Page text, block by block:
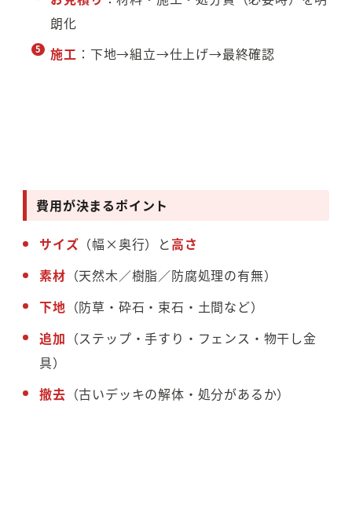
朗化
施工 ：下地→組立→仕上げ→最終確認
費用が決まるポイント
サイズ （幅×奥行）と高さ
素材 （天然木／樹脂／防腐処理の有無）
下地 （防草・砕石・束石・土間など）
追加 （ステップ・手すり・フェンス・物干し金
具）
撤去 （古いデッキの解体・処分があるか）